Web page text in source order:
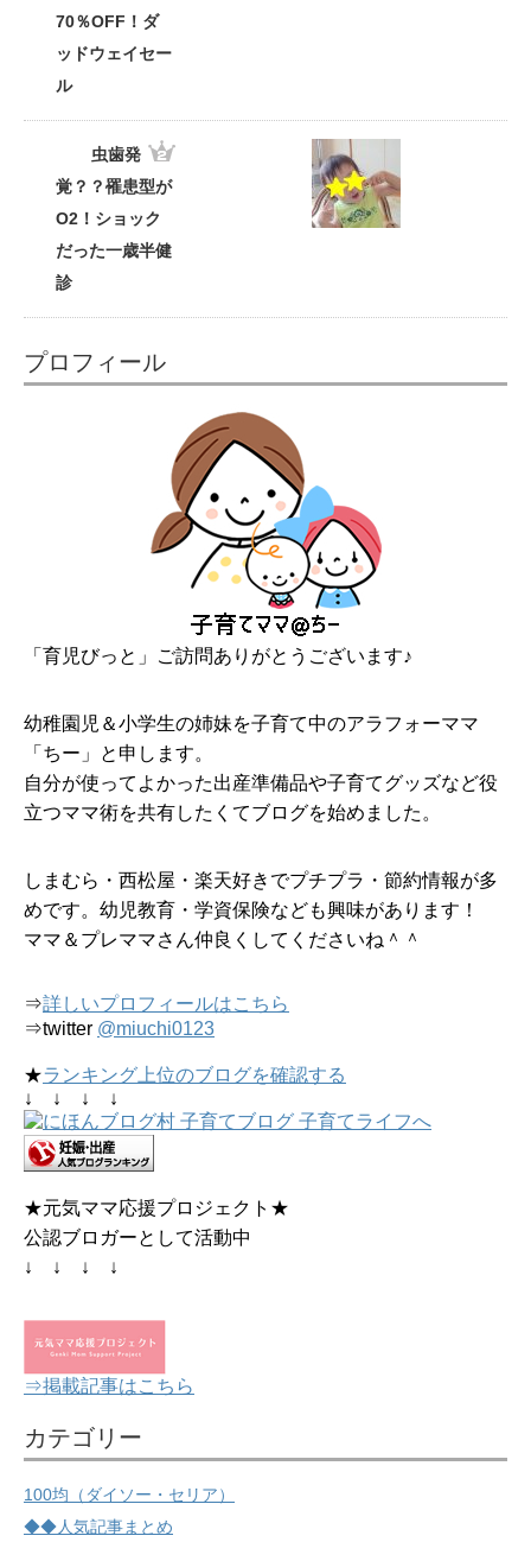
70％OFF！ダ
ッドウェイセー
ル
虫歯発
覚？？罹患型が
O2！ショック
だった一歳半健
診
プロフィール
「育児びっと」ご訪問ありがとうございます♪
幼稚園児＆小学生の姉妹を子育て中のアラフォーママ
「ちー」と申します。
自分が使ってよかった出産準備品や子育てグッズなど役
立つママ術を共有したくてブログを始めました。
しまむら・西松屋・楽天好きでプチプラ・節約情報が多
めです。幼児教育・学資保険なども興味があります！
ママ＆プレママさん仲良くしてくださいね＾＾
⇒詳しいプロフィールはこちら
⇒twitter @miuchi0123
★ランキング上位のブログを確認する
↓ ↓ ↓ ↓
★元気ママ応援プロジェクト★
公認ブロガーとして活動中
↓ ↓ ↓ ↓
⇒掲載記事はこちら
カテゴリー
100均（ダイソー・セリア）
◆◆人気記事まとめ